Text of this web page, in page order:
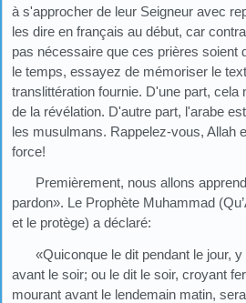
à s'approcher de leur Seigneur avec
les dire en français au début, car
pas nécessaire que ces prières soient
le temps, essayez de mémoriser le
translittération fournie. D'une part, cela
de la révélation. D'autre part, l'arabe
les musulmans. Rappelez-vous, Allah
force!
Premièrement, nous allons
pardon». Le Prophète Muhammad
et le protège) a déclaré:
«Quiconque le dit pendant le jour,
avant le soir; ou le dit le soir, croyant
mourant avant le lendemain matin,